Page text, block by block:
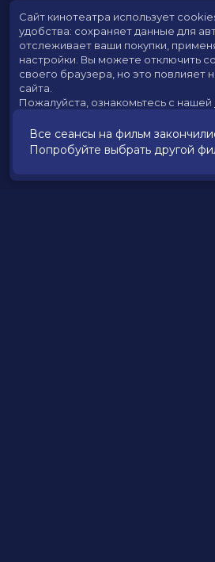
Все сеансы на фильм
Попробуйте выбрать другой
Сайт кинотеатра использует
удобства: сохраняет данные для
отслеживает ваши покупки,
настройки. Вы можете отключить
своего браузера, но это повлияет
сайта.
Пожалуйста, ознакомьтесь с нашей
Принять